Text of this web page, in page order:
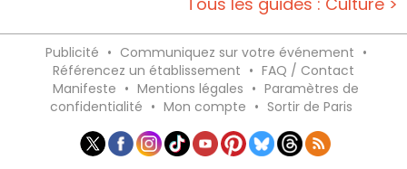
Publicité • Communiquez sur votre événement •
Référencez un établissement • FAQ / Contact
Manifeste • Mentions légales • Paramètres de
confidentialité • Mon compte • Sortir de Paris